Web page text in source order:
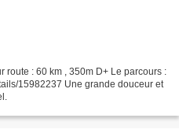
route : 60 km , 350m D+ Le parcours :
15982237 Une grande douceur et